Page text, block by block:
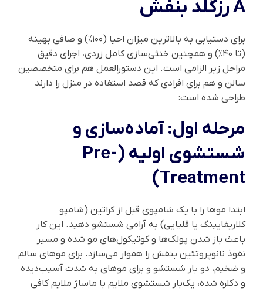
A رزگلد بنفش
برای دستیابی به بالاترین میزان احیا (۱۰۰٪) و صافی بهینه
(تا ۴۰٪) و همچنین خنثی‌سازی کامل زردی، اجرای دقیق
مراحل زیر الزامی است. این دستورالعمل هم برای متخصصین
سالن و هم برای افرادی که قصد استفاده در منزل را دارند
طراحی شده است:
مرحله اول: آماده‌سازی و
شستشوی اولیه (Pre-
Treatment)
ابتدا موها را با یک شامپوی قبل از کراتین (شامپو
کلاریفایینگ یا قلیایی) به آرامی شستشو دهید. این کار
باعث باز شدن پولک‌ها و کوتیکول‌های مو شده و مسیر
نفوذ نانوپروتئین بنفش را هموار می‌سازد. برای موهای سالم
و ضخیم، دو بار شستشو و برای موهای به شدت آسیب‌دیده
و دکلره شده، یک‌بار شستشوی ملایم با ماساژ ملایم کافی